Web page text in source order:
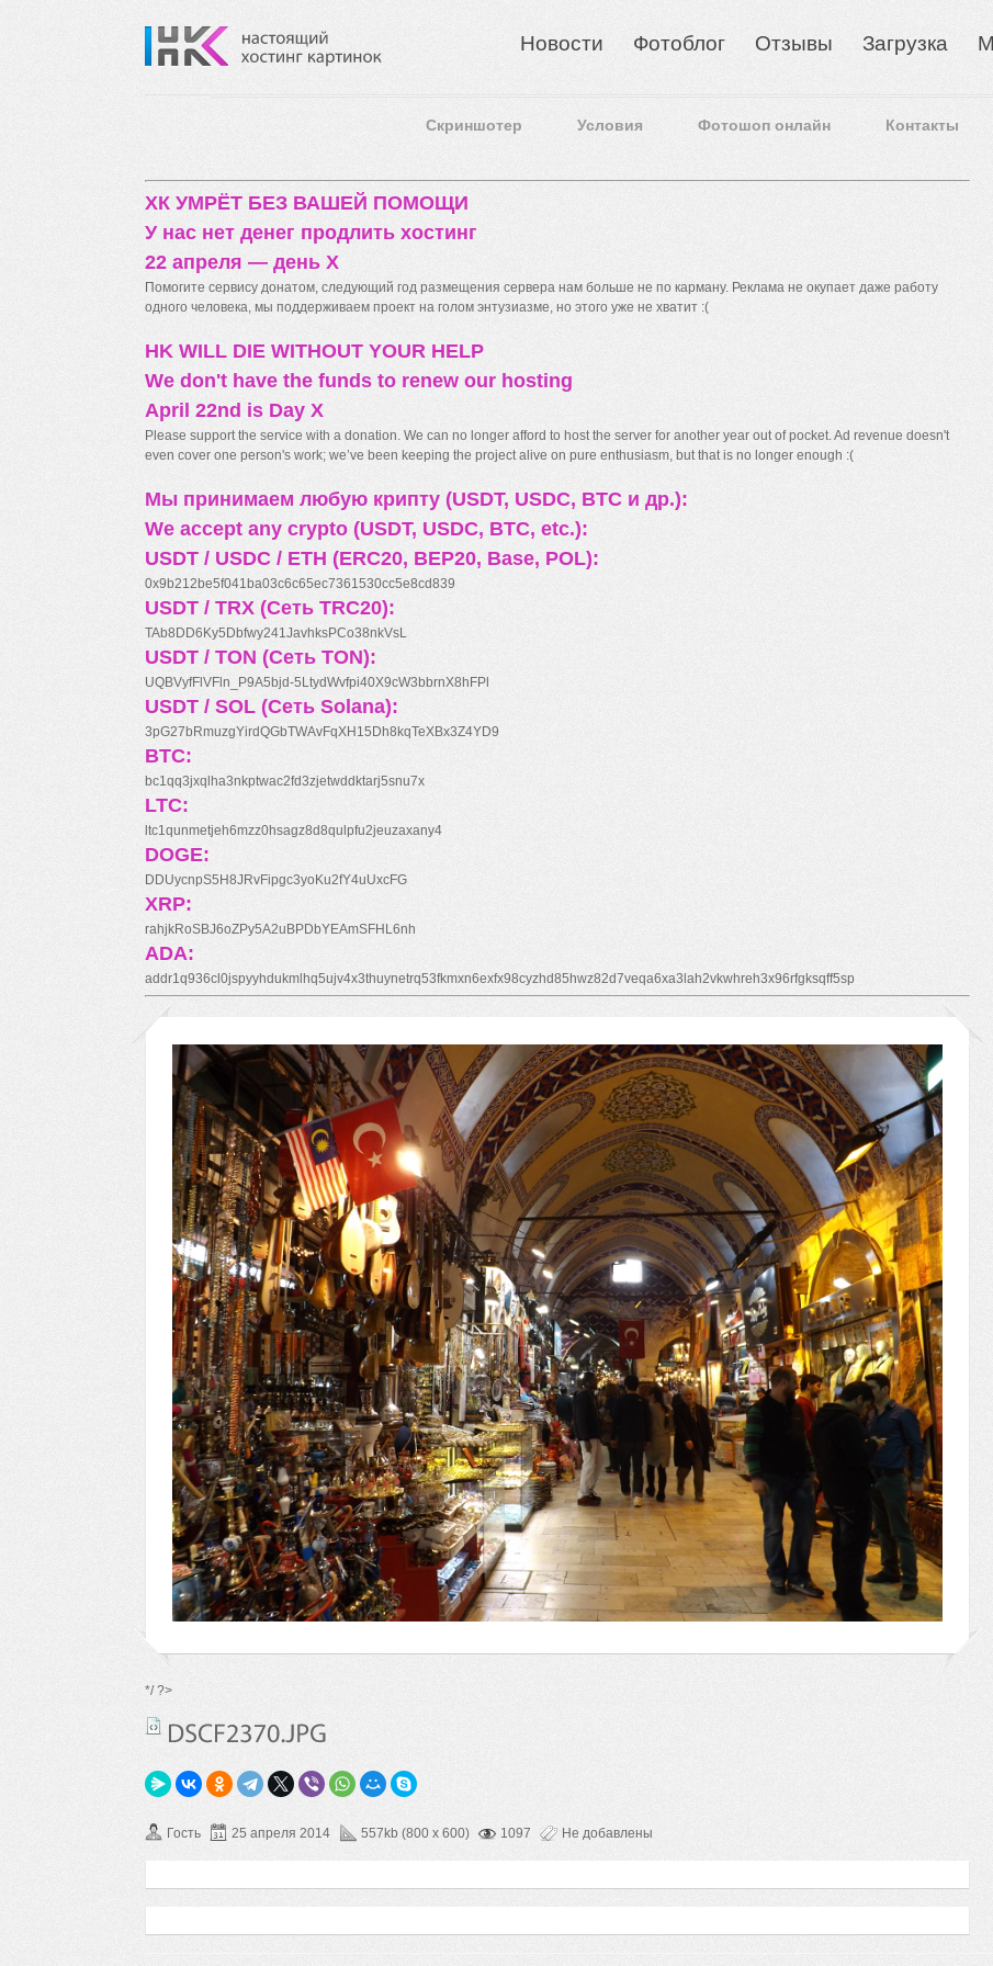
Новости Фотоблог Отзывы Загрузка
Скриншотер Условия Фотошоп онлайн Контакты
ХК УМРЁТ БЕЗ ВАШЕЙ ПОМОЩИ
У нас нет денег продлить хостинг
22 апреля — день X
Помогите сервису донатом, следующий год размещения сервера нам больше не по карману. Реклама не окупает даже работу
одного человека, мы поддерживаем проект на голом энтузиазме, но этого уже не хватит :(
HK WILL DIE WITHOUT YOUR HELP
We don't have the funds to renew our hosting
April 22nd is Day X
Please support the service with a donation. We can no longer afford to host the server for another year out of pocket. Ad revenue doesn't
even cover one person's work; we’ve been keeping the project alive on pure enthusiasm, but that is no longer enough :(
Мы принимаем любую крипту (USDT, USDC, BTC и др.):
We accept any crypto (USDT, USDC, BTC, etc.):
USDT / USDC / ETH (ERC20, BEP20, Base, POL):
0x9b212be5f041ba03c6c65ec7361530cc5e8cd839
USDT / TRX (Сеть TRC20):
TAb8DD6Ky5Dbfwy241JavhksPCo38nkVsL
USDT / TON (Сеть TON):
UQBVyfFlVFln_P9A5bjd-5LtydWvfpi40X9cW3bbrnX8hFPl
USDT / SOL (Сеть Solana):
3pG27bRmuzgYirdQGbTWAvFqXH15Dh8kqTeXBx3Z4YD9
BTC:
bc1qq3jxqlha3nkptwac2fd3zjetwddktarj5snu7x
LTC:
ltc1qunmetjeh6mzz0hsagz8d8qulpfu2jeuzaxany4
DOGE:
DDUycnpS5H8JRvFipgc3yoKu2fY4uUxcFG
XRP:
rahjkRoSBJ6oZPy5A2uBPDbYEAmSFHL6nh
ADA:
addr1q936cl0jspyyhdukmlhq5ujv4x3thuynetrq53fkmxn6exfx98cyzhd85hwz82d7veqa6xa3lah2vkwhreh3x96rfgksqff5sp
*/ ?>
Гость 25 апреля 2014 557kb (800 x 600) 1097 Не добавлены